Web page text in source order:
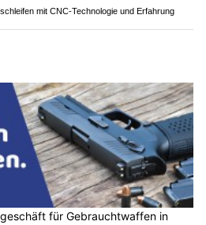
mit CNC-Technologie und Erfahrung
für Gebrauchtwaffen in